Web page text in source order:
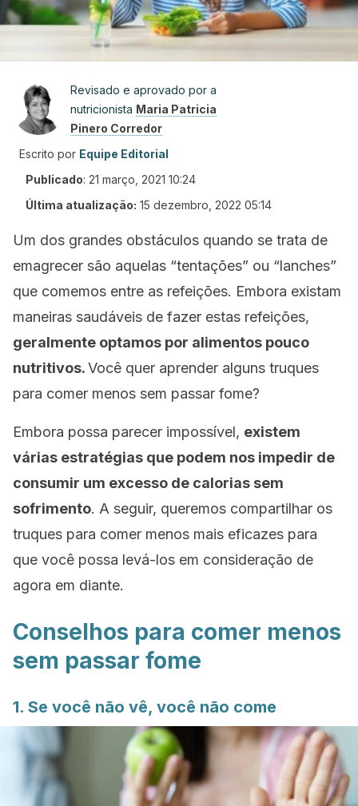
Revisado e aprovado por a
nutricionista Maria Patricia
Pinero Corredor
Escrito por Equipe Editorial
Publicado: 21 março, 2021 10:24
Última atualização: 15 dezembro, 2022 05:14
Um dos grandes obstáculos quando se trata de
emagrecer são aquelas “tentações” ou “lanches”
que comemos entre as refeições. Embora existam
maneiras saudáveis ​​de fazer estas refeições,
geralmente optamos por alimentos pouco
nutritivos.Você quer aprender alguns truques
para comer menos sem passar fome?
Embora possa parecer impossível, existem
várias estratégias que podem nos impedir de
consumir um excesso de calorias sem
sofrimento. A seguir, queremos compartilhar os
truques para comer menos mais eficazes para
que você possa levá-los em consideração de
agora em diante.
Conselhos para comer menos
sem passar fome
1. Se você não vê, você não come